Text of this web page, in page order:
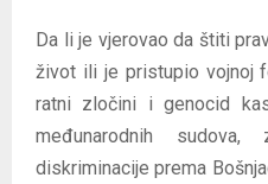
Da li je vjerovao da štiti
život ili je pristupio vojnoj
ratni zločini i genocid
međunarodnih
diskriminacije prema